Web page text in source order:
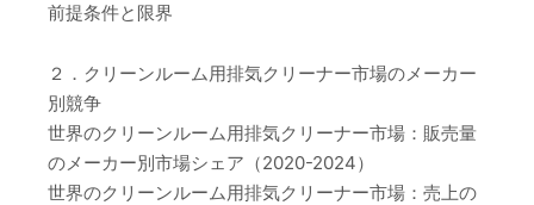
前提条件と限界
２．クリーンルーム用排気クリーナー市場のメーカー
別競争
世界のクリーンルーム用排気クリーナー市場：販売量
のメーカー別市場シェア（2020-2024）
世界のクリーンルーム用排気クリーナー市場：売上の